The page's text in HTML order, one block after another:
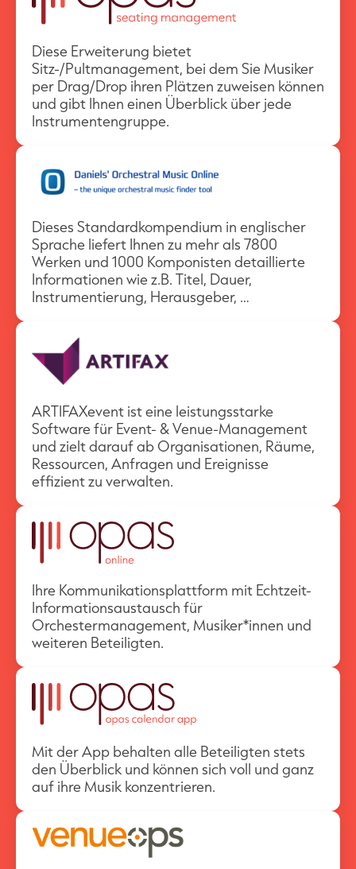
Diese Erweiterung bietet
Sitz-/Pultmanagement, bei dem Sie Musiker
per Drag/Drop ihren Plätzen zuweisen können
und gibt Ihnen einen Überblick über jede
Instrumentengruppe.
Dieses Standardkompendium in englischer
Sprache liefert Ihnen zu mehr als 7800
Werken und 1000 Komponisten detaillierte
Informationen wie z.B. Titel, Dauer,
Instrumentierung, Herausgeber, …
ARTIFAXevent ist eine leistungsstarke
Software für Event- & Venue-Management
und zielt darauf ab Organisationen, Räume,
Ressourcen, Anfragen und Ereignisse
effizient zu verwalten.
Ihre Kommunikationsplattform mit Echtzeit-
Informationsaustausch für
Orchestermanagement, Musiker*innen und
weiteren Beteiligten.
Mit der App behalten alle Beteiligten stets
den Überblick und können sich voll und ganz
auf ihre Musik konzentrieren.